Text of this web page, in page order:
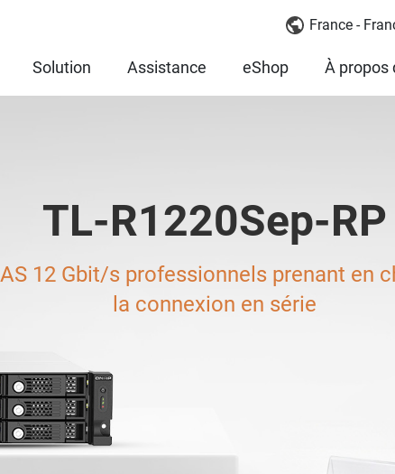
France -
Solution Assistance eShop À propos
TL-R1220Sep-RP
12 Gbit/s professionnels prenant en
la connexion en série